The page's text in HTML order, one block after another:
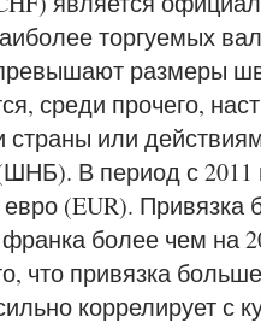
торгуемых
размеры
среди прочего,
страны или
В период с 2011
(EUR). Привязка
франка более чем на
что привязка
коррелирует с